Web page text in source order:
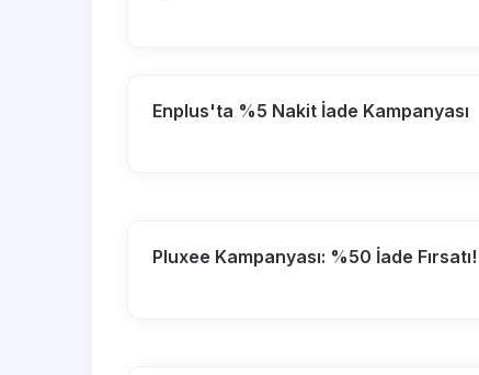
Enplus'ta %5 Nakit İade Kampanyası
Pluxee Kampanyası: %50 İade Fırsatı!